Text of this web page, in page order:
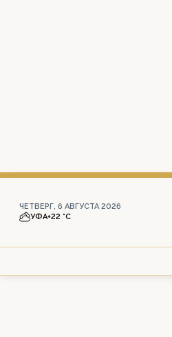
ЧЕТВЕРГ, 6 АВГУСТА 2026
УФА+22 °С